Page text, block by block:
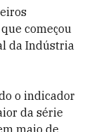
começou
da Indústria
o indicador
da série
maio de